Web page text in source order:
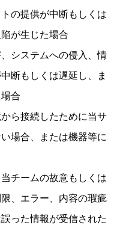
の提供が中断もしくは
が生じた場合
システムへの侵入、情
断もしくは遅延し、ま
合
ら接続したために当サ
場合、または機器等に
チームの故意もしくは
、エラー、内容の瑕疵
った情報が受信された